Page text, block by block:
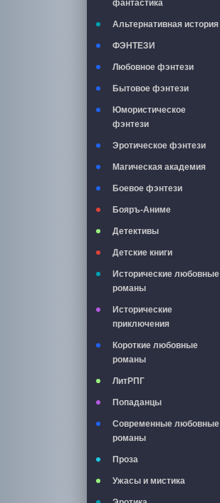
фантастика
Альтернативная история
ФЭНТЕЗИ
Любовное фэнтези
Бытовое фэнтези
Юмористическое
фэнтези
Эротическое фэнтези
Магическая академия
Боевое фэнтези
Бояръ-Аниме
Детективы
Детские книги
Исторические любовные
романы
Исторические
приключения
Короткие любовные
романы
ЛитРПГ
Попаданцы
Современные любовные
романы
Проза
Ужасы и мистика